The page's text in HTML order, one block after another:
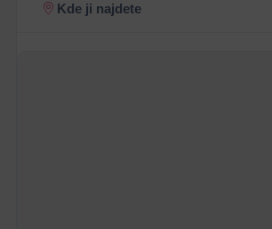
Kde ji najdete